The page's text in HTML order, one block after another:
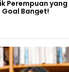
Perempuan
Banget!